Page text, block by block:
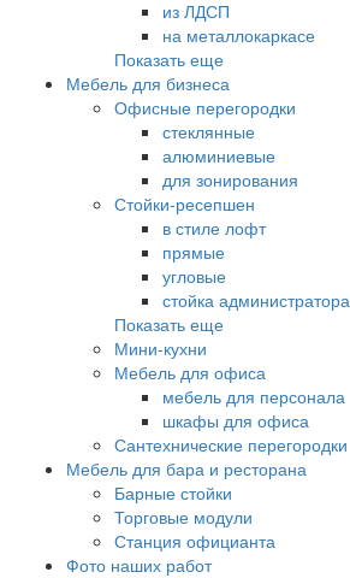
из ЛДСП
на металлокаркасе
Показать еще
Мебель для бизнеса
Офисные перегородки
стеклянные
алюминиевые
для зонирования
Стойки-ресепшен
в стиле лофт
прямые
угловые
стойка администратора
Показать еще
Мини-кухни
Мебель для офиса
мебель для персонала
шкафы для офиса
Сантехнические перегородки
Мебель для бара и ресторана
Барные стойки
Торговые модули
Станция официанта
Фото наших работ